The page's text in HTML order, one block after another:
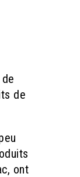
de
ont